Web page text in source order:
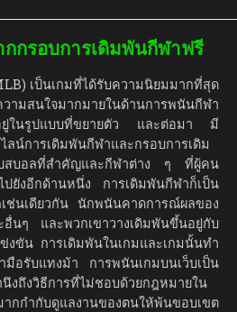
กรอบการเดิมพันกีฬาฟรี
เป็นเกมที่ได้รับความนิยมมากที่สุด
วามสนใจมากมายในด้านการพนันกีฬา
ในรูปแบบที่ขยายตัว และต่อมา มี
ลน์การเดิมพันกีฬาและกรอบการเดิม
สบอลที่สำคัญและกีฬาต่าง ๆ ที่ผู้คน
ปยังอีกด้านหนึ่ง การเดิมพันกีฬาก็เป็น
ช่นเดียวกัน นักพนันคาดการณ์ผลของ
นๆ และพวกเขาวางเดิมพันขึ้นอยู่กับ
งขัน การเดิมพันในเกมและเกมนั้นทำ
ามือรับแทงม้า การพนันเกมบนเว็บเป็น
นึงถึงวิธีการที่ไม่ชอบด้วยกฎหมายใน
กกำกับดูแลงานของตนให้พ้นขอบเขต